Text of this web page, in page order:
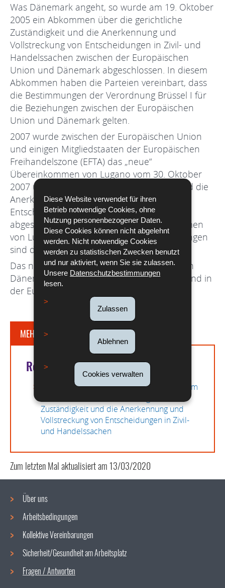
Diese Website verwendet für ihren
Betrieb notwendige Cookies, ohne
Nutzung personenbezogener Daten.
Diese Cookies können nicht abgelehnt
werden. Nicht notwendige Cookies
werden zu statistischen Zwecken benutzt
und nur aktiviert, wenn Sie sie zulassen.
Unsere Datenschutzbestimmungen
lesen.
Zulassen
Ablehnen
Cookies verwalten
Was Dänemark angeht, so wurde am 19. Oktober
2005 ein Abkommen über die gerichtliche
Zuständigkeit und die Anerkennung und
Vollstreckung von Entscheidungen in Zivil- und
Handelssachen zwischen der Europäischen
Union und Dänemark abgeschlossen. In diesem
Abkommen haben die Parteien vereinbart, dass
die Bestimmungen der Verordnung Brüssel I für
die Beziehungen zwischen der Europäischen
Union und Dänemark gelten.
2007 wurde zwischen der Europäischen Union
und einigen Mitgliedstaaten der Europäischen
Freihandelszone (EFTA) das „neue“
Übereinkommen von Lugano vom 30. Oktober
2007 über die gerichtliche Zuständigkeit und die
Anerkennung und Vollstreckung von
Entscheidungen in Zivil- und Handelssachen
abgeschlossen. Es ersetzt das Übereinkommen
von Lugano von 1988, und seine Bestimmungen
sind denen von Brüssel I ähnlich.
Das neue Übereinkommen von Lugano ist in
Dänemark, Island, Norwegen, der Schweiz und in
der Europäischen Union in Kraft.
MEHR DAZU
Rechtsgrundlagen
Verordnung (EG) Nr. 44/2001 des Rates vom
22. Dezember 2000 über die gerichtliche
Zuständigkeit und die Anerkennung und
Vollstreckung von Entscheidungen in Zivil-
und Handelssachen
Zum letzten Mal aktualisiert am13/03/2020
Navigationsmenü
Über uns
Arbeitsbedingungen
Kollektive Vereinbarungen
Sicherheit/Gesundheit am Arbeitsplatz
Fragen / Antworten